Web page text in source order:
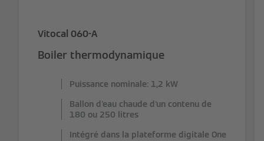
Vitocal 060-A
Boiler thermodynamique
Puissance nominale: 1,2 kW
Ballon d'eau chaude d'un contenu de
180 ou 250 litres
Intégré dans la plateforme digitale One